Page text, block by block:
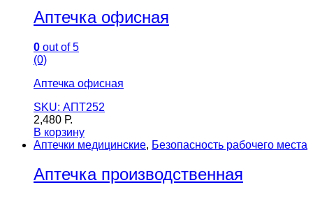
Аптечка офисная
0 out of 5
(0)
Аптечка офисная
SKU: АПТ252
2,480 Р.
В корзину
Аптечки медицинские, Безопасность рабочего места
Аптечка производственная